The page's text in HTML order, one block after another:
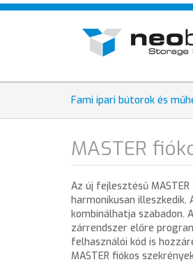
Skip
HU
EN
DE
Fami ipari bútorok és
MASTER
Az új fejlesztésű
harmonikusan
kombinálhatja szabadon.
zárrendszer előre
felhasználói kód is
MASTER fiókos